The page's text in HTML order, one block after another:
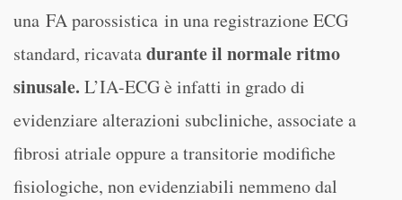
una FA parossistica in una registrazione ECG
standard, ricavatadurante il normale ritmo
sinusale. L’IA-ECG è infatti in grado di
evidenziare alterazioni subcliniche, associate a
fibrosi atriale oppure a transitorie modifiche
fisiologiche, non evidenziabili nemmeno dal